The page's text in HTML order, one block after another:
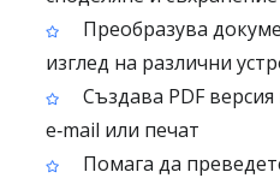
Преобразува
изглед на различни
Създава PDF
e‑mail или печат
Помага да